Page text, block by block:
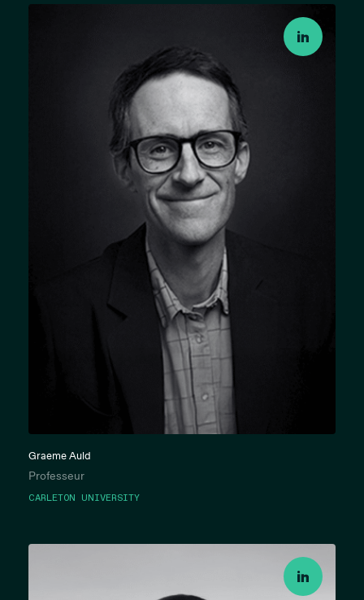
Graeme Auld
Professeur
CARLETON UNIVERSITY